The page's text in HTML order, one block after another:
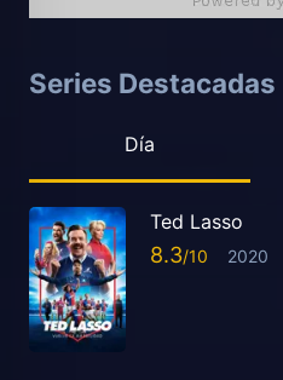
Series Destacadas
Día
Ted Lasso
8.3 2020